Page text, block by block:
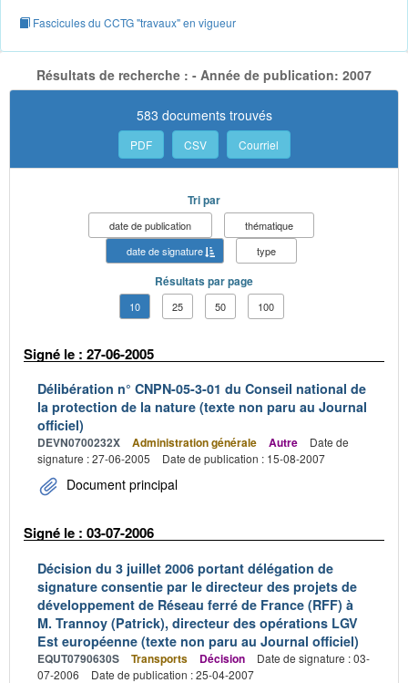
Fascicules du CCTG "travaux" en vigueur
Résultats de recherche : - Année de publication: 2007
583 documents trouvés
PDF CSV Courriel
Tri par
date de publication
thématique
date de signature
type
Résultats par page
10 25 50 100
Signé le : 27-06-2005
Délibération n° CNPN-05-3-01 du Conseil national de
la protection de la nature (texte non paru au Journal
officiel)
DEVN0700232X Administration générale Autre
Date de
signature : 27-06-2005
Date de publication : 15-08-2007
Document principal
Signé le : 03-07-2006
Décision du 3 juillet 2006 portant délégation de
signature consentie par le directeur des projets de
développement de Réseau ferré de France (RFF) à
M. Trannoy (Patrick), directeur des opérations LGV
Est européenne (texte non paru au Journal officiel)
EQUT0790630S Transports Décision
Date de signature : 03-
07-2006
Date de publication : 25-04-2007